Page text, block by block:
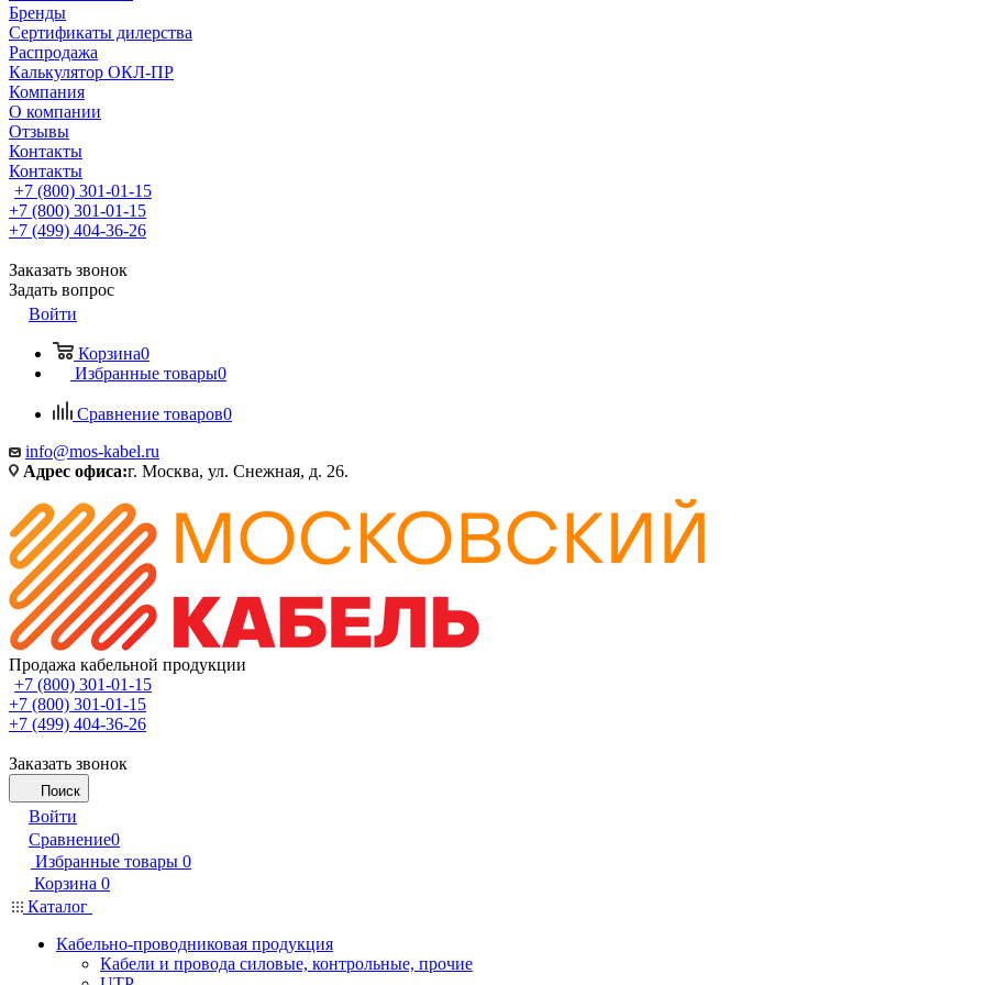
Бренды
Сертификаты дилерства
Распродажа
Калькулятор ОКЛ-ПР
Компания
О компании
Отзывы
Контакты
Контакты
+7 (800) 301-01-15
+7 (800) 301-01-15
+7 (499) 404-36-26
Заказать звонок
Задать вопрос
Войти
Корзина0
Избранные товары0
Сравнение товаров0
info@mos-kabel.ru
Адрес офиса:г. Москва, ул. Снежная, д. 26.
Продажа кабельной продукции
+7 (800) 301-01-15
+7 (800) 301-01-15
+7 (499) 404-36-26
Заказать звонок
Поиск
Войти
Сравнение0
Избранные товары 0
Корзина 0
Каталог
Кабельно-проводниковая продукция
Кабели и провода силовые, контрольные, прочие